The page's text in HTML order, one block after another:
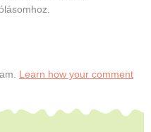
Learn how your comment